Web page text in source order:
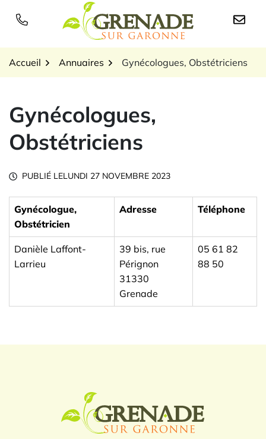
Logo Grenade sur
Accueil Annuaires Gynécologues, Obstétriciens
Gynécologues,
Obstétriciens
PUBLIÉ LELUNDI 27 NOVEMBRE 2023
Gynécologue,
Obstétricien
Adresse Téléphone
Danièle Laffont-
Larrieu
39 bis, rue
Pérignon
31330
Grenade
05 61 82
88 50